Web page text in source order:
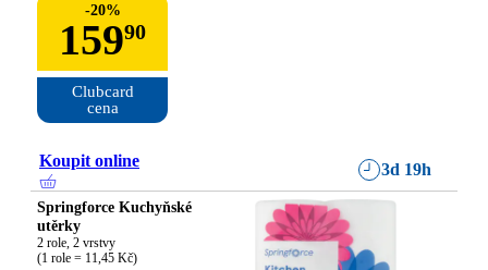
-20%
15990
Clubcard
cena
Koupit online 3d 19h
Springforce Kuchyňské
utěrky
2 role, 2 vrstvy
(1 role = 11,45 Kč)